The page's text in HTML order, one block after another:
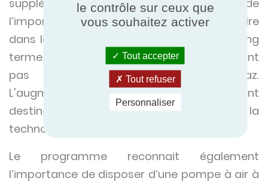
supplémentaires, ceci en reconnaissance de
l’importance que cette solution va prendre
dans la décarbonisation du chauffage à long
terme, en particulier là où les foyers ne sont
pas connectés au réseau de gaz.
L'augmentation des tarifs est clairement
destinée à stimuler la prise en charge de la
technologie à source d'air.’
Le programme reconnait également
l’importance de disposer d’une pompe à air à
le contrôle sur ceux que
vous souhaitez activer
Tout accepter
Tout refuser
Personnaliser